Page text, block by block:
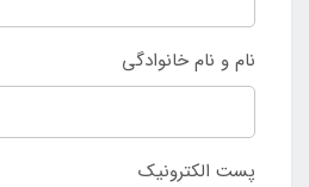
نام و نام خانوادگی
پست الکترونیک